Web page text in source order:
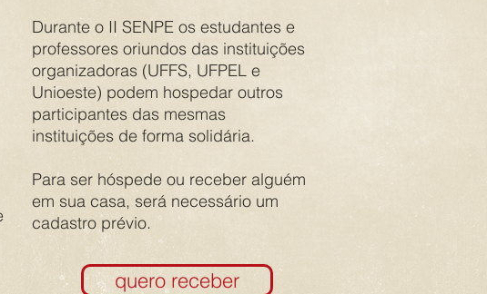
Durante o II SENPE os estudantes e
professores oriundos das instituições
organizadoras (UFFS, UFPEL e
Unioeste) podem hospedar outros
participantes das mesmas
instituições de forma solidária.
Para ser hóspede ou receber alguém
em sua casa, será necessário um
cadastro prévio.
quero receber